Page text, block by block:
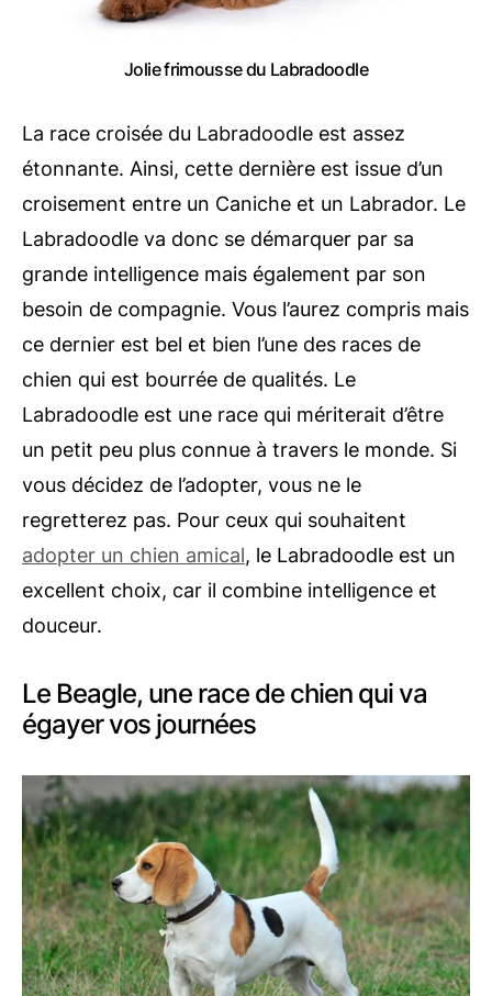
Jolie frimousse du Labradoodle
La race croisée du Labradoodle est assez
étonnante. Ainsi, cette dernière est issue d’un
croisement entre un Caniche et un Labrador. Le
Labradoodle va donc se démarquer par sa
grande intelligence mais également par son
besoin de compagnie. Vous l’aurez compris mais
ce dernier est bel et bien l’une des races de
chien qui est bourrée de qualités. Le
Labradoodle est une race qui mériterait d’être
un petit peu plus connue à travers le monde. Si
vous décidez de l’adopter, vous ne le
regretterez pas. Pour ceux qui souhaitent
adopter un chien amical, le Labradoodle est un
excellent choix, car il combine intelligence et
douceur.
Le Beagle, une race de chien qui va
égayer vos journées